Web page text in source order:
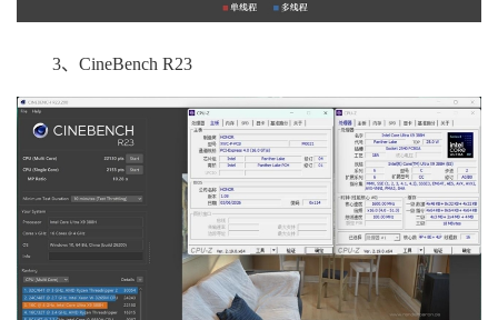
3、CineBench R23